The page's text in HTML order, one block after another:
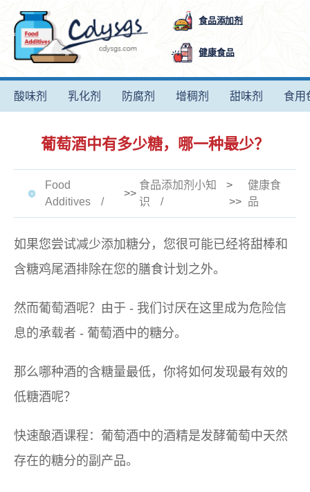
食品添加剂
健康食品
酸味剂 乳化剂 防腐剂 增稠剂 甜味剂 食用
葡萄酒中有多少糖，哪一种最少？
Food
Additives
>>
食品添加剂小知
识
>
>>
健康食
品
如果您尝试减少添加糖分，您很可能已经将甜棒和
含糖鸡尾酒排除在您的膳食计划之外。
然而葡萄酒呢？由于 - 我们讨厌在这里成为危险信
息的承载者 - 葡萄酒中的糖分。
那么哪种酒的含糖量最低，你将如何发现最有效的
低糖酒呢？
快速酿酒课程：葡萄酒中的酒精是发酵葡萄中天然
存在的糖分的副产品。